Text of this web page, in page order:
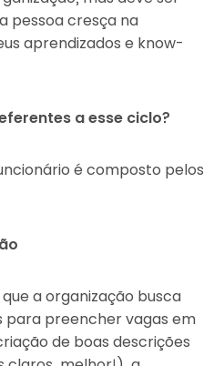
pessoa cresça na
aprendizados e know-
a esse ciclo?
é composto pelos
a organização busca
para preencher vagas em
de boas descrições